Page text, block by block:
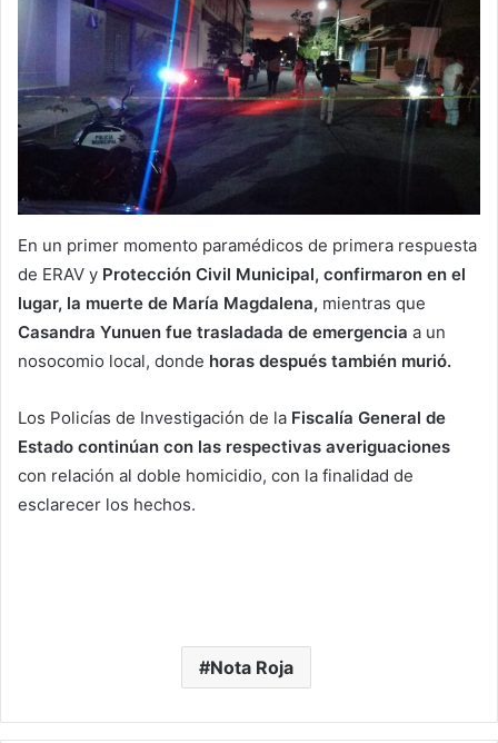
En un primer momento paramédicos de primera respuesta
de ERAV y Protección Civil Municipal, confirmaron en el
lugar, la muerte de María Magdalena, mientras que
Casandra Yunuen fue trasladada de emergencia a un
nosocomio local, donde horas después también murió.
Los Policías de Investigación de la Fiscalía General de
Estado continúan con las respectivas averiguaciones
con relación al doble homicidio, con la finalidad de
esclarecer los hechos.
Nota Roja